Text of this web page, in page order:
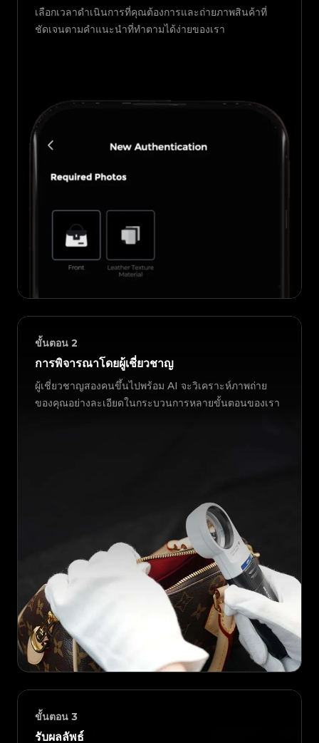
เลือกเวลาดำเนินการที่คุณต้องการและถ่ายภาพสินค้าที่
ชัดเจนตามคำแนะนำที่ทำตามได้ง่ายของเรา
ขั้นตอน 2
การพิจารณาโดยผู้เชี่ยวชาญ
ผู้เชี่ยวชาญสองคนขึ้นไปพร้อม AI จะวิเคราะห์ภาพถ่าย
ของคุณอย่างละเอียดในกระบวนการหลายขั้นตอนของเรา
ขั้นตอน 3
รับผลลัพธ์